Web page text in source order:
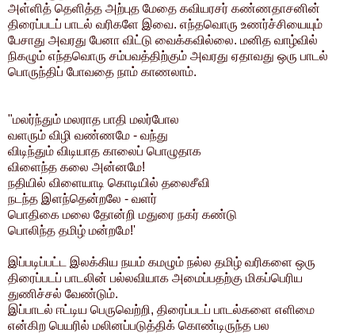
அள்ளித் தெளித்த அற்புத மேதை கவியரசர் கண்ணதாசனின்
திரைப்படப் பாடல் வரிகளே இவை. எந்தவொரு உணர்ச்சியையும்
பேசாது அவரது பேனா விட்டு வைக்கவில்லை. மனித வாழ்வில்
நிகழும் எந்தவொரு சம்பவத்திற்கும் அவரது ஏதாவது ஒரு பாடல்
பொருந்திப் போவதை நாம் காணலாம்.
"மலர்ந்தும் மலராத பாதி மலர்போல
வளரும் விழி வண்ணமே - வந்து
விடிந்தும் விடியாத காலைப் பொழுதாக
விளைந்த கலை அன்னமே!
நதியில் விளையாடி கொடியில் தலைசீவி
நடந்த இளந்தென்றலே - வளர்
பொதிகை மலை தோன்றி மதுரை நகர் கண்டு
பொலிந்த தமிழ் மன்றமே!'
இப்படிப்பட்ட இலக்கிய நயம் கமழும் நல்ல தமிழ் வரிகளை ஒரு
திரைப்படப் பாடலின் பல்லவியாக அமைப்பதற்கு மிகப்பெரிய
துணிச்சல் வேண்டும்.
இப்பாடல் ஈட்டிய பெருவெற்றி, திரைப்படப் பாடல்களை எளிமை
என்கிற பெயரில் மலினப்படுத்திக் கொண்டிருந்த பல